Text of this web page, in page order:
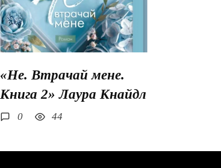
«Не. Втрачай мене.
Книга 2» Лаура Кнайдл
0 44